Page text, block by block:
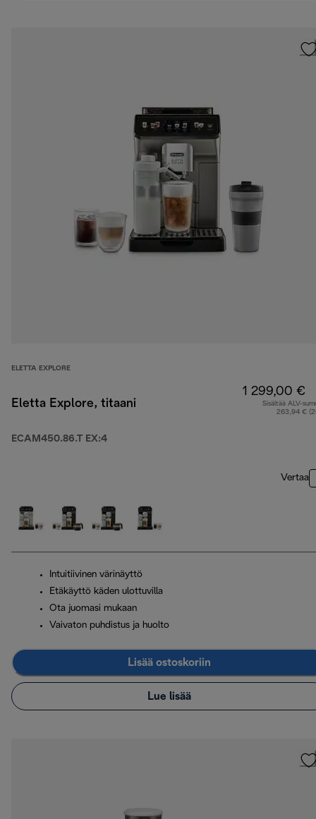
ELETTA EXPLORE
Eletta Explore, titaani
ECAM450.86.T EX:4
1 299,00 €
Sisältää ALV-
263,94 €
Vertaa
Intuitiivinen värinäyttö
Etäkäyttö käden ulottuvilla
Ota juomasi mukaan
Vaivaton puhdistus ja huolto
Lisää ostoskoriin
Lue lisää